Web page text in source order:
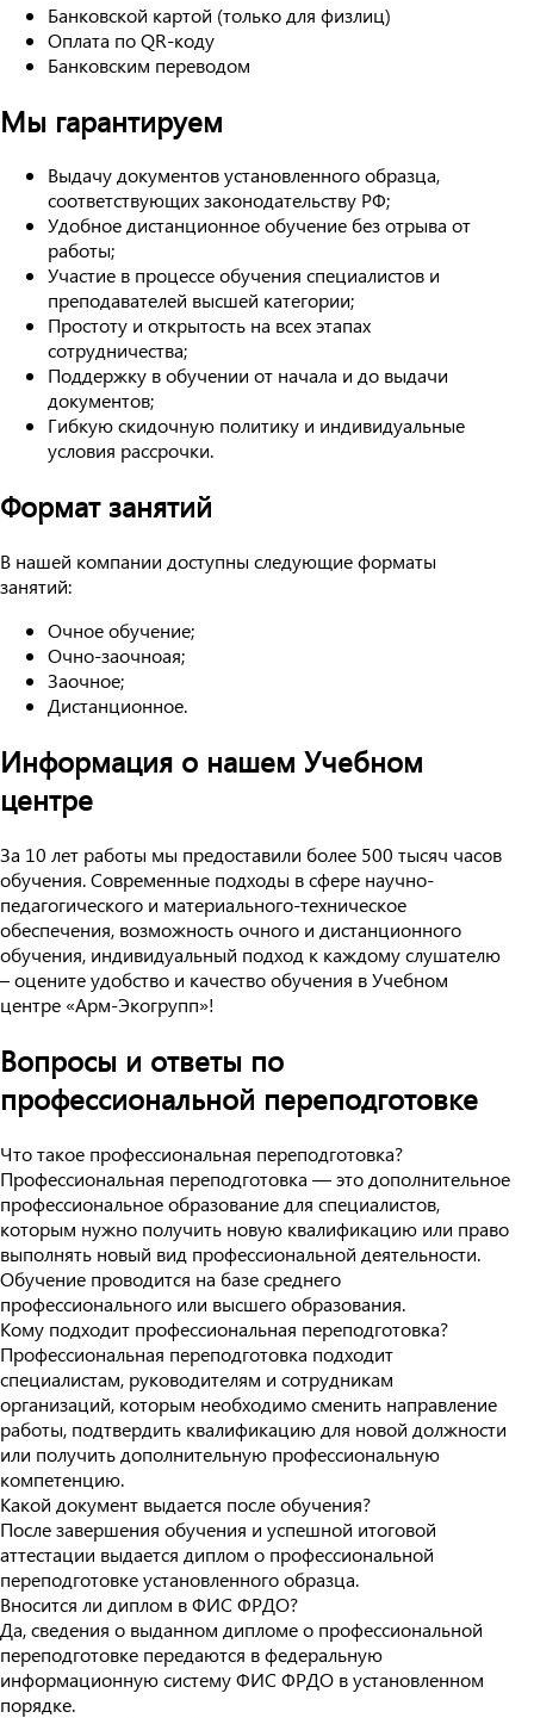
Банковской картой (только для физлиц)
Оплата по QR-коду
Банковским переводом
Мы гарантируем
Выдачу документов установленного образца,
соответствующих законодательству РФ;
Удобное дистанционное обучение без отрыва от
работы;
Участие в процессе обучения специалистов и
преподавателей высшей категории;
Простоту и открытость на всех этапах
сотрудничества;
Поддержку в обучении от начала и до выдачи
документов;
Гибкую скидочную политику и индивидуальные
условия рассрочки.
Формат занятий
В нашей компании доступны следующие форматы
занятий:
Очное обучение;
Очно-заочноая;
Заочное;
Дистанционное.
Информация о нашем Учебном
центре
За 10 лет работы мы предоставили более 500 тысяч часов
обучения. Современные подходы в сфере научно-
педагогического и материального-техническое
обеспечения, возможность очного и дистанционного
обучения, индивидуальный подход к каждому слушателю
– оцените удобство и качество обучения в Учебном
центре «Арм-Экогрупп»!
Вопросы и ответы по
профессиональной переподготовке
Что такое профессиональная переподготовка?
Профессиональная переподготовка — это дополнительное
профессиональное образование для специалистов,
которым нужно получить новую квалификацию или право
выполнять новый вид профессиональной деятельности.
Обучение проводится на базе среднего
профессионального или высшего образования.
Кому подходит профессиональная переподготовка?
Профессиональная переподготовка подходит
специалистам, руководителям и сотрудникам
организаций, которым необходимо сменить направление
работы, подтвердить квалификацию для новой должности
или получить дополнительную профессиональную
компетенцию.
Какой документ выдается после обучения?
После завершения обучения и успешной итоговой
аттестации выдается диплом о профессиональной
переподготовке установленного образца.
Вносится ли диплом в ФИС ФРДО?
Да, сведения о выданном дипломе о профессиональной
переподготовке передаются в федеральную
информационную систему ФИС ФРДО в установленном
порядке.